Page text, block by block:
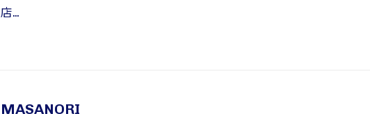
店…
MASANORI